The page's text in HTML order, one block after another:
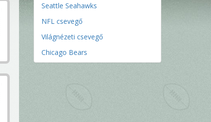
Seattle Seahawks
NFL csevegő
Világnézeti csevegő
Chicago Bears